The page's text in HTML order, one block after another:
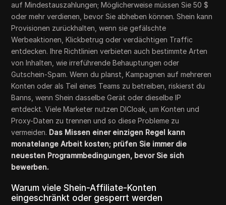
auf Mindestauszahlungen; Möglicherweise müssen Sie 50 $
oder mehr verdienen, bevor Sie abheben können. Shein kann
Provisionen zurückhalten, wenn sie gefälschte
Werbeaktionen, Klickbetrug oder verdächtigen Traffic
entdecken. Ihre Richtlinien verbieten auch bestimmte Arten
von Inhalten, wie irreführende Behauptungen oder
Gutschein-Spam. Wenn du planst, Kampagnen auf mehreren
Konten oder als Teil eines Teams zu betreiben, riskierst du
Banns, wenn Shein dasselbe Gerät oder dieselbe IP
entdeckt. Viele Marketer nutzen DICloak, um Konten und
Proxy-Daten zu trennen und so diese Probleme zu
vermeiden. Das Missen einer einzigen Regel kann
monatelange Arbeit kosten; prüfen Sie immer die
neuesten Programmbedingungen, bevor Sie sich
bewerben.
Warum viele Shein-Affiliate-Konten
eingeschränkt oder gesperrt werden